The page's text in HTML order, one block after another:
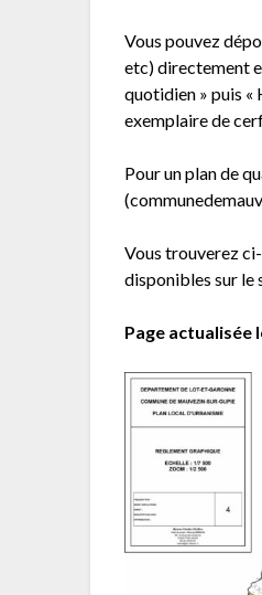
Vous pouvez
etc) directement
quotidien » puis «
exemplaire de
Pour un plan de
Vous trouverez
disponibles sur le
Page actualisée